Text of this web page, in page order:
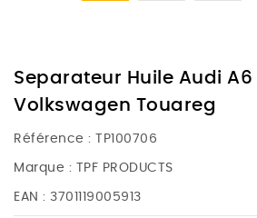
Separateur Huile Audi A6
Volkswagen Touareg
Référence : TP100706
Marque : TPF PRODUCTS
EAN : 3701119005913